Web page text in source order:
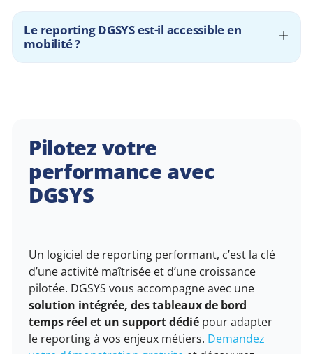
Le reporting DGSYS est-il accessible en
mobilité ?
Pilotez votre
performance avec
DGSYS
Un logiciel de reporting performant, c’est la clé
d’une activité maîtrisée et d’une croissance
pilotée. DGSYS vous accompagne avec une
solution intégrée, des tableaux de bord
temps réel et un support dédié pour adapter
le reporting à vos enjeux métiers. Demandez